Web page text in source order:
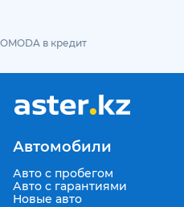
OMODA в кредит
Автомобили
Авто с пробегом
Авто с гарантиями
Новые авто